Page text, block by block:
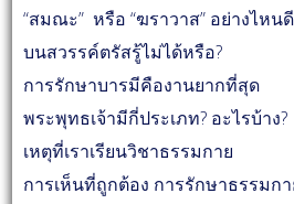
“สมณะ” หรือ “ฆราวาส” อย่างไหน
บนสวรรค์ตรัสรู้ไม่ได้หรือ?
การรักษาบารมีคืองานยากที่สุด
พระพุทธเจ้ามีกี่ประเภท? อะไรบ้าง?
เหตุที่เราเรียนวิชาธรรมกาย
การเห็นที่ถูกต้อง การรักษาธรรมก